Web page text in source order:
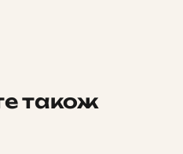
також